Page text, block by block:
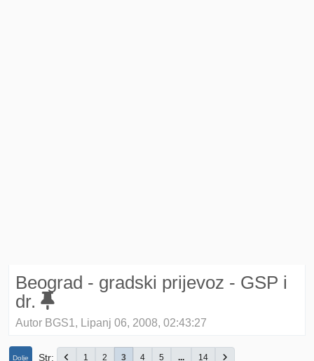
Beograd - gradski prijevoz - GSP i
dr.
Autor BGS1, Lipanj 06, 2008, 02:43:27
Dolje Str 1 2 3 4 5 ... 14